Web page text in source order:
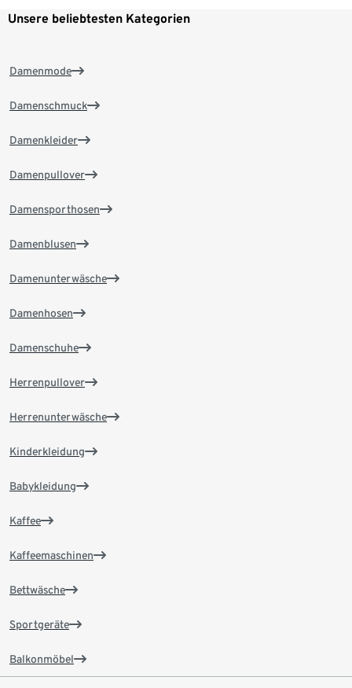
Unsere beliebtesten Kategorien
Damenmode
Damenschmuck
Damenkleider
Damenpullover
Damensporthosen
Damenblusen
Damenunterwäsche
Damenhosen
Damenschuhe
Herrenpullover
Herrenunterwäsche
Kinderkleidung
Babykleidung
Kaffee
Kaffeemaschinen
Bettwäsche
Sportgeräte
Balkonmöbel